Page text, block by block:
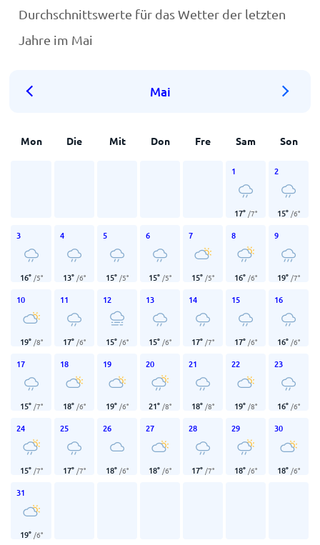
Durchschnittswerte für das Wetter der letzten
Jahre im Mai
Mai
Mon Die Mit Don Fre Sam Son
1
17° /7°
2
15° /6°
3
16° /5°
4
13° /6°
5
15° /5°
6
15° /5°
7
15° /5°
8
16° /6°
9
19° /7°
10
19° /8°
11
17° /6°
12
15° /6°
13
15° /6°
14
17° /7°
15
17° /6°
16
16° /6°
17
15° /7°
18
18° /6°
19
19° /6°
20
21° /8°
21
18° /8°
22
19° /8°
23
16° /6°
24
15° /7°
25
17° /7°
26
18° /6°
27
18° /6°
28
17° /7°
29
18° /6°
30
18° /6°
31
19° /6°